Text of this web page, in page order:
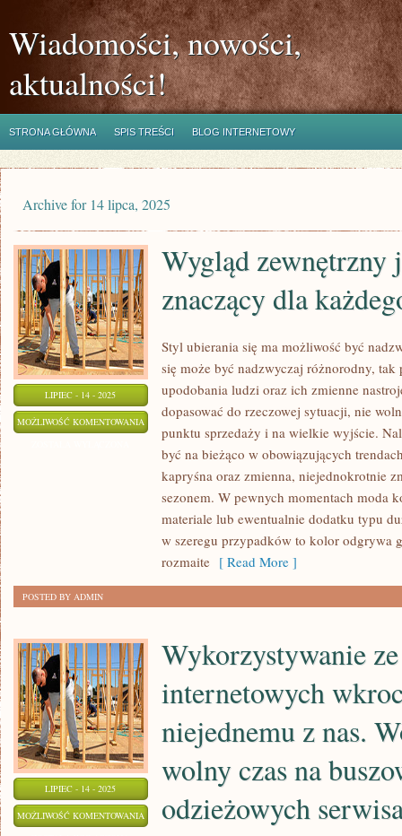
Wiadomości, nowości,
aktualności!
STRONA GŁÓWNA SPIS TREŚCI BLOG INTERNETOWY
Archive for 14 lipca, 2025
LIPIEC - 14 - 2025
MOŻLIWOŚĆ KOMENTOWANIA WYGLĄD
ZEWNĘTRZNY
NIEZWYKLE
Wygląd zewnętrzny
znaczący dla
Styl ubierania się ma możliwość być
się może być nadzwyczaj różnorodny, tak
upodobania ludzi oraz ich zmienne
dopasować do rzeczowej sytuacji, nie
punktu sprzedaży i na wielkie wyjście.
być na bieżąco w obowiązujących
kapryśna oraz zmienna, niejednokrotnie
sezonem. W pewnych momentach moda
materiale lub ewentualnie dodatku typu
w szeregu przypadków to kolor odgrywa
rozmaite [ Read More ]
POSTED BY ADMIN
LIPIEC - 14 - 2025
MOŻLIWOŚĆ KOMENTOWANIA WYKORZYSTYWANIE
Wykorzystywanie
internetowych
niejednemu z nas.
wolny czas na
odzieżowych